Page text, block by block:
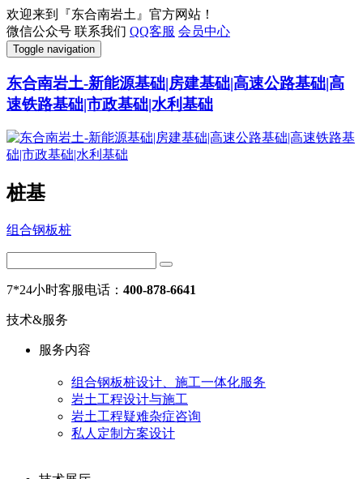
欢迎来到『东合南岩土』官方网站！
微信公众号 联系我们 QQ客服 会员中心
Toggle navigation
东合南岩土-新能源基础|房建基础|高速公路基础|高
速铁路基础|市政基础|水利基础
桩基
组合钢板桩
7*24小时客服电话： 400-878-6641
技术&服务
服务内容
组合钢板桩设计、施工一体化服务
岩土工程设计与施工
岩土工程疑难杂症咨询
私人定制方案设计